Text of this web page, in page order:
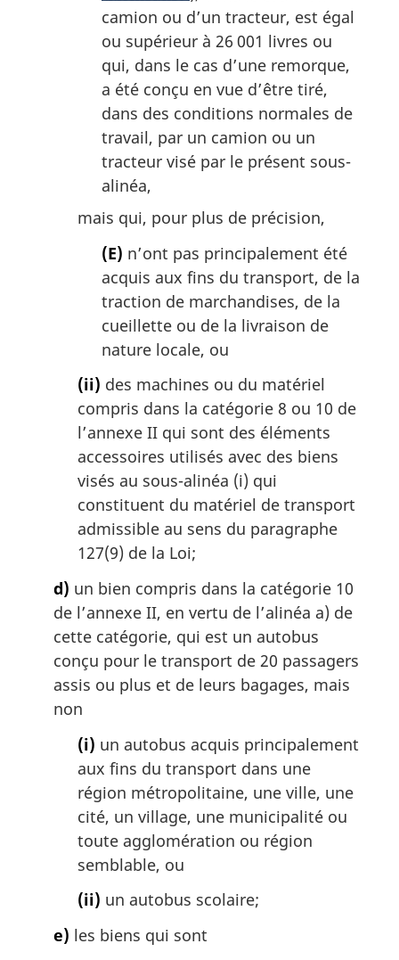
camion ou d’un tracteur, est égal
ou supérieur à 26 001 livres ou
qui, dans le cas d’une remorque,
a été conçu en vue d’être tiré,
dans des conditions normales de
travail, par un camion ou un
tracteur visé par le présent sous-
alinéa,
mais qui, pour plus de précision,
(E) n’ont pas principalement été
acquis aux fins du transport, de la
traction de marchandises, de la
cueillette ou de la livraison de
nature locale, ou
(ii) des machines ou du matériel
compris dans la catégorie 8 ou 10 de
l’annexe II qui sont des éléments
accessoires utilisés avec des biens
visés au sous-alinéa (i) qui
constituent du matériel de transport
admissible au sens du paragraphe
127(9) de la Loi;
d) un bien compris dans la catégorie 10
de l’annexe II, en vertu de l’alinéa a) de
cette catégorie, qui est un autobus
conçu pour le transport de 20 passagers
assis ou plus et de leurs bagages, mais
non
(i) un autobus acquis principalement
aux fins du transport dans une
région métropolitaine, une ville, une
cité, un village, une municipalité ou
toute agglomération ou région
semblable, ou
(ii) un autobus scolaire;
e) les biens qui sont